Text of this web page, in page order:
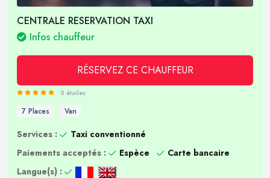
CENTRALE RESERVATION TAXI
Infos chauffeur
RÉSERVEZ CE CHAUFFEUR
5 étoiles
7 Places Van
Services :
Taxi conventionné
Paiements acceptés :
Espèce
Carte bancaire
Langue(s) :